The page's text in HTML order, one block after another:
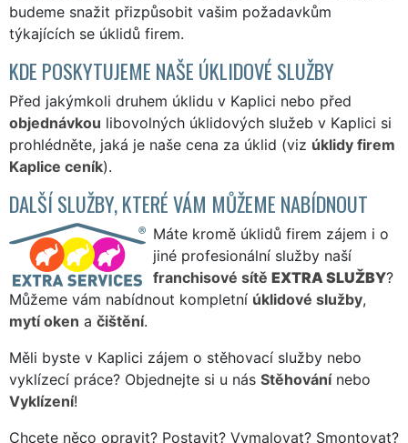
budeme snažit přizpůsobit vašim požadavkům
týkajících se úklidů firem.
KDE POSKYTUJEME NAŠE ÚKLIDOVÉ SLUŽBY
Před jakýmkoli druhem úklidu v Kaplici nebo před
objednávkou libovolných úklidových služeb v Kaplici si
prohlédněte, jaká je naše cena za úklid (viz úklidy firem
Kaplice ceník).
DALŠÍ SLUŽBY, KTERÉ VÁM MŮŽEME NABÍDNOUT
Máte kromě úklidů firem zájem i o
jiné profesionální služby naší
franchisové sítě EXTRA SLUŽBY?
Můžeme vám nabídnout kompletní úklidové služby,
mytí oken a čištění.
Měli byste v Kaplici zájem o stěhovací služby nebo
vyklízecí práce? Objednejte si u nás Stěhovánínebo
Vyklízení!
Chcete něco opravit? Postavit? Vymalovat? Smontovat?